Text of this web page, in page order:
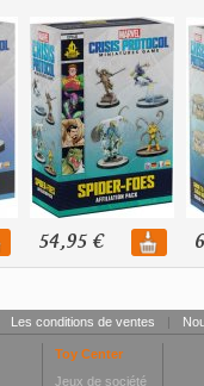
54,95 €
Les conditions de ventes |
Toy Center
Jeux de société